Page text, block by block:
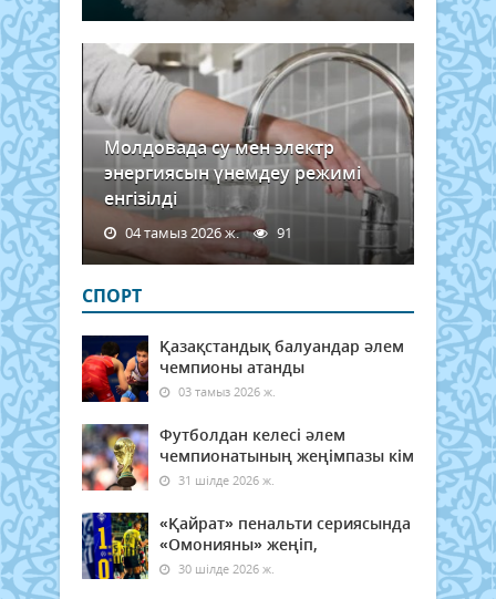
ауыр
Молдовада су мен электр
энергиясын үнемдеу режимі
енгізілді
04 тамыз 2026 ж. 91
СПОРТ
Қазақстандық балуандар әлем
чемпионы атанды
03 тамыз 2026 ж.
Футболдан келесі әлем
чемпионатының жеңімпазы кім
31 шілде 2026 ж.
«Қайрат» пенальти сериясында
«Омонияны» жеңіп,
30 шілде 2026 ж.